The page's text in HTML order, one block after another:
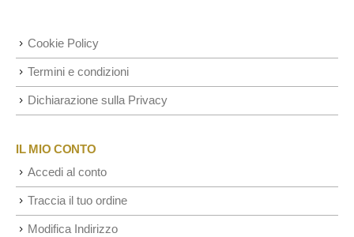
Cookie Policy
Termini e condizioni
Dichiarazione sulla Privacy
IL MIO CONTO
Accedi al conto
Traccia il tuo ordine
Modifica Indirizzo